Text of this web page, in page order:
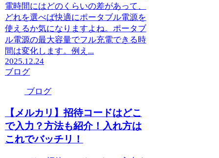
電時間にはどのくらいの差があって、
どれを選べば快適にポータブル電源を
使えるか気になりますよね。ポータブ
ル電源の最大容量でフル充電できる時
間は変化します。例え...
2025.12.24
ブログ
ブログ
【メルカリ】招待コードはどこ
で入力？方法も紹介！入れ方は
これでバッチリ！